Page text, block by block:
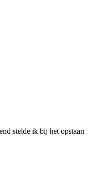
stelde ik bij het opstaan